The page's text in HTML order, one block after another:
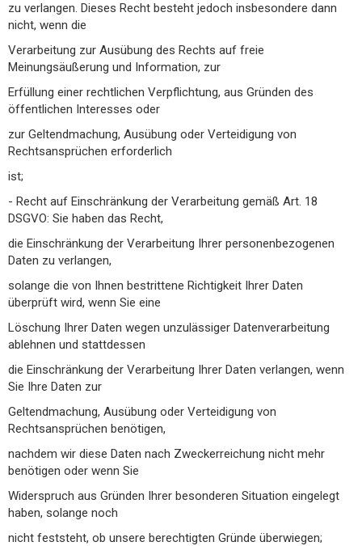
zu verlangen. Dieses Recht besteht jedoch insbesondere dann
nicht, wenn die
Verarbeitung zur Ausübung des Rechts auf freie
Meinungsäußerung und Information, zur
Erfüllung einer rechtlichen Verpflichtung, aus Gründen des
öffentlichen Interesses oder
zur Geltendmachung, Ausübung oder Verteidigung von
Rechtsansprüchen erforderlich
ist;
- Recht auf Einschränkung der Verarbeitung gemäß Art. 18
DSGVO: Sie haben das Recht,
die Einschränkung der Verarbeitung Ihrer personenbezogenen
Daten zu verlangen,
solange die von Ihnen bestrittene Richtigkeit Ihrer Daten
überprüft wird, wenn Sie eine
Löschung Ihrer Daten wegen unzulässiger Datenverarbeitung
ablehnen und stattdessen
die Einschränkung der Verarbeitung Ihrer Daten verlangen, wenn
Sie Ihre Daten zur
Geltendmachung, Ausübung oder Verteidigung von
Rechtsansprüchen benötigen,
nachdem wir diese Daten nach Zweckerreichung nicht mehr
benötigen oder wenn Sie
Widerspruch aus Gründen Ihrer besonderen Situation eingelegt
haben, solange noch
nicht feststeht, ob unsere berechtigten Gründe überwiegen;